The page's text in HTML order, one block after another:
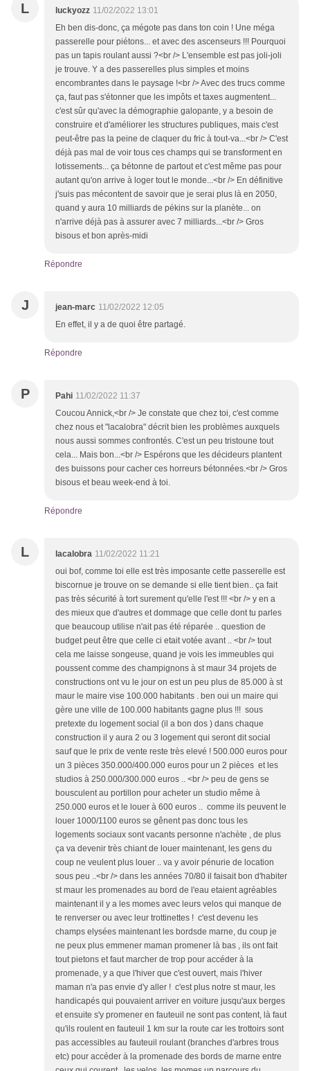
L luckyozz 11/02/2022 13:01
Eh ben dis-donc, ça mégote pas dans ton coin ! Une méga
passerelle pour piétons... et avec des ascenseurs !!! Pourquoi
pas un tapis roulant aussi ?<br /> L'ensemble est pas joli-joli
je trouve. Y a des passerelles plus simples et moins
encombrantes dans le paysage !<br /> Avec des trucs comme
ça, faut pas s'étonner que les impôts et taxes augmentent...
c'est sûr qu'avec la démographie galopante, y a besoin de
construire et d'améliorer les structures publiques, mais c'est
peut-être pas la peine de claquer du fric à tout-va...<br /> C'est
déjà pas mal de voir tous ces champs qui se transforment en
lotissements... ça bétonne de partout et c'est même pas pour
autant qu'on arrive à loger tout le monde...<br /> En définitive
j'suis pas mécontent de savoir que je serai plus là en 2050,
quand y aura 10 milliards de pékins sur la planète... on
n'arrive déjà pas à assurer avec 7 milliards...<br /> Gros
bisous et bon après-midi
Répondre
J jean-marc 11/02/2022 12:05
En effet, il y a de quoi être partagé.
Répondre
P Pahi 11/02/2022 11:37
Coucou Annick,<br /> Je constate que chez toi, c'est comme
chez nous et "lacalobra" décrit bien les problèmes auxquels
nous aussi sommes confrontés. C'est un peu tristoune tout
cela... Mais bon...<br /> Espérons que les décideurs plantent
des buissons pour cacher ces horreurs bétonnées.<br /> Gros
bisous et beau week-end à toi.
Répondre
L lacalobra 11/02/2022 11:21
oui bof, comme toi elle est très imposante cette passerelle est
biscornue je trouve on se demande si elle tient bien.. ça fait
pas très sécurité à tort surement qu'elle l'est !!! <br /> y en a
des mieux que d'autres et dommage que celle dont tu parles
que beaucoup utilise n'ait pas été réparée .. question de
budget peut être que celle ci etait votée avant .. <br /> tout
cela me laisse songeuse, quand je vois les immeubles qui
poussent comme des champignons à st maur 34 projets de
constructions ont vu le jour on est un peu plus de 85.000 à st
maur le maire vise 100.000 habitants . ben oui un maire qui
gère une ville de 100.000 habitants gagne plus !!! sous
pretexte du logement social (il a bon dos ) dans chaque
construction il y aura 2 ou 3 logement qui seront dit social
sauf que le prix de vente reste très elevé ! 500.000 euros pour
un 3 pièces 350.000/400.000 euros pour un 2 pièces et les
studios à 250.000/300.000 euros .. <br /> peu de gens se
bousculent au portillon pour acheter un studio même à
250.000 euros et le louer à 600 euros .. comme ils peuvent le
louer 1000/1100 euros se gênent pas donc tous les
logements sociaux sont vacants personne n'achète , de plus
ça va devenir très chiant de louer maintenant, les gens du
coup ne veulent plus louer .. va y avoir pénurie de location
sous peu ..<br /> dans les années 70/80 il faisait bon d'habiter
st maur les promenades au bord de l'eau etaient agréables
maintenant il y a les momes avec leurs velos qui manque de
te renverser ou avec leur trottinettes ! c'est devenu les
champs elysées maintenant les bordsde marne, du coup je
ne peux plus emmener maman promener là bas , ils ont fait
tout pietons et faut marcher de trop pour accéder à la
promenade, y a que l'hiver que c'est ouvert, mais l'hiver
maman n'a pas envie d'y aller ! c'est plus notre st maur, les
handicapés qui pouvaient arriver en voiture jusqu'aux berges
et ensuite s'y promener en fauteuil ne sont pas content, là faut
qu'ils roulent en fauteuil 1 km sur la route car les trottoirs sont
pas accessibles au fauteuil roulant (branches d'arbres trous
etc) pour accéder à la promenade des bords de marne entre